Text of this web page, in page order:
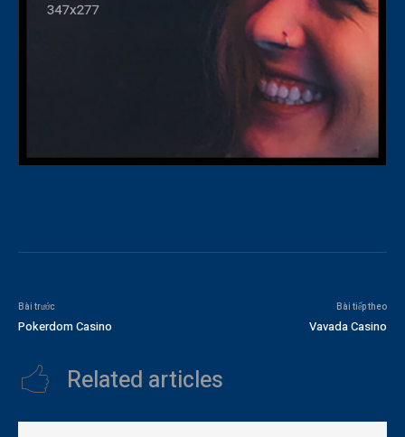
Bài trước
Pokerdom Casino
Bài tiếp theo
Vavada Casino
Related articles